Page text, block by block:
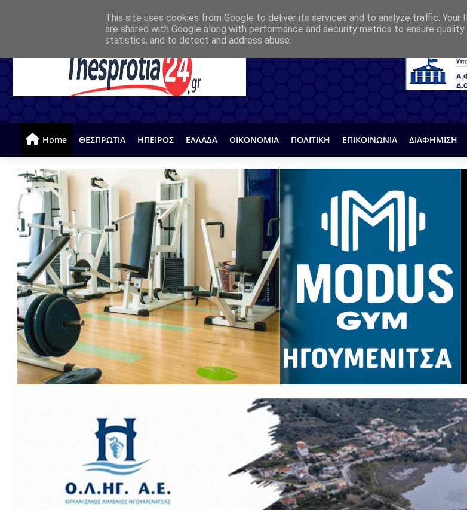
Home ΘΕΣΠΡΩΤΙΑ ΗΠΕΙΡΟΣ ΕΛΛΑΔΑ ΟΙΚΟΝΟΜΙΑ ΠΟΛΙΤΙΚΗ ΕΠΙΚΟΙΝΩΝΙΑ ΔΙΑΦΗΜΙΣΗ
This site uses cookies from Google to deliver its services and to analyze traffic. Your
are shared with Google along with performance and security metrics to ensure
statistics, and to detect and address abuse.